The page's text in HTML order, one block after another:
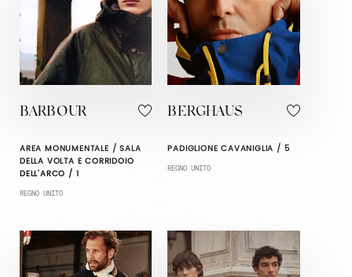
BARBOUR
AREA MONUMENTALE / SALA
DELLA VOLTA E CORRIDOIO
DELL'ARCO / 1
REGNO UNITO
BERGHAUS
PADIGLIONE CAVANIGLIA / 5
REGNO UNITO